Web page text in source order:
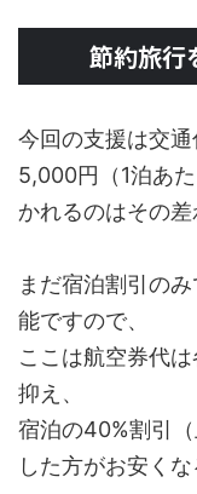
節約旅行
今回の支援は交
5,000円（1泊あ
かれるのはその
まだ宿泊割引の
能ですので、
ここは航空券代
抑え、
宿泊の40%割引
した方がお安くな